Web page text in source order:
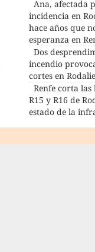
Ana, afectada
incidencia en
hace años que
esperanza en
Dos
incendio
cortes en
Renfe corta las
R15 y R16 de
estado de la